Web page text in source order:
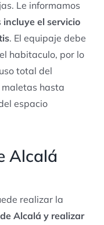
Le informamos
incluye el servicio
. El equipaje debe
habitaculo, por lo
total del
hasta
espacio
Alcalá
realizar la
Alcalá y realizar